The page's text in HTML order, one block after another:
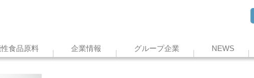
食品原料 企業情報 グループ企業 NEWS